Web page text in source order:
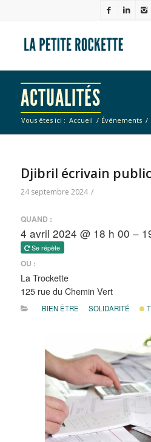
ACTUALITÉS
Vous êtes ici : Accueil / Événements /
Djibril écrivain public
24 septembre 2024 /
QUAND :
4 avril 2024 @ 18 h 00 –
Se répète
OÙ :
La Trockette
125 rue du Chemin Vert
BIEN ÊTRE SOLIDARITÉ